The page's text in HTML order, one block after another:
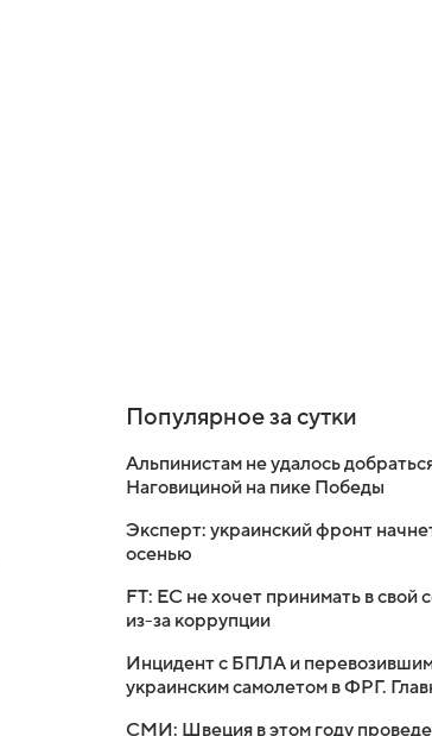
Популярное за сутки
Альпинистам не удалось
Наговициной на пике Победы
Эксперт: украинский фронт
осенью
FT: ЕС не хочет принимать в свой
из-за коррупции
Инцидент с БПЛА и
украинским самолетом в ФРГ.
СМИ: Швеция в этом году